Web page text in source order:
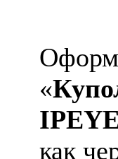
«
как